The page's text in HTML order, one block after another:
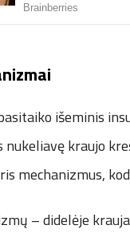
išeminis
nukeliavę kraujo
mechanizmus,
– didelėje